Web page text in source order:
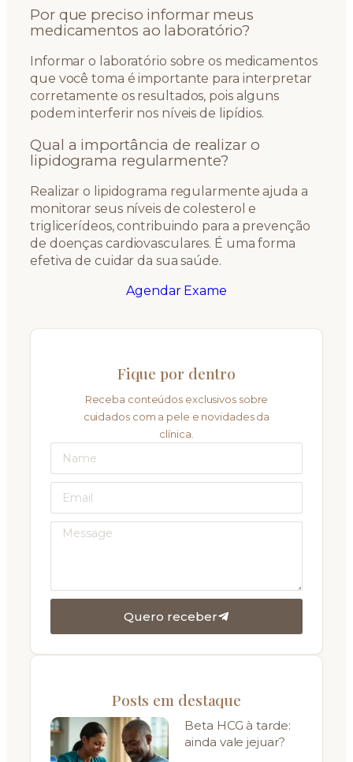
Por que preciso informar meus
medicamentos ao laboratório?
Informar o laboratório sobre os medicamentos
que você toma é importante para interpretar
corretamente os resultados, pois alguns
podem interferir nos níveis de lipídios.
Qual a importância de realizar o
lipidograma regularmente?
Realizar o lipidograma regularmente ajuda a
monitorar seus níveis de colesterol e
triglicerídeos, contribuindo para a prevenção
de doenças cardiovasculares. É uma forma
efetiva de cuidar da sua saúde.
Agendar Exame
Fique por dentro
Receba conteúdos exclusivos sobre
cuidados com a pele e novidades da
clínica.
Quero receber
Posts em destaque
Beta HCG à tarde:
ainda vale jejuar?